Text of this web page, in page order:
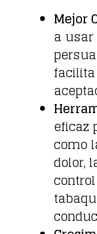
Mejor
a
eficaz
como
dolor,